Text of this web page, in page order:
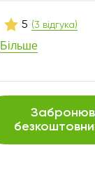
5 (3 відгука)
Більше